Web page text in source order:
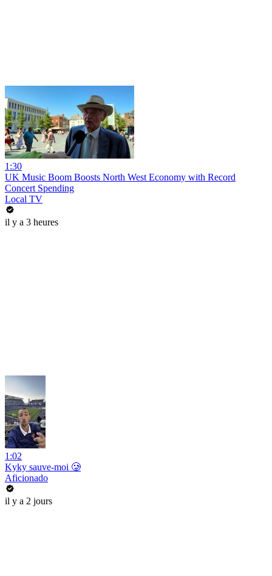
1:30
UK Music Boom Boosts North West Economy with Record
Concert Spending
Local TV
il y a 3 heures
1:02
Kyky sauve-moi 🥲
Aficionado
il y a 2 jours